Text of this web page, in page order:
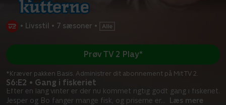
• Livsstil • 7 sæsoner •
S6:E2 • Gang i fiskeriet
Efter en lang vinter er der nu kommet rigtig godt gang i fiskeriet.
Jesper og Bo fanger mange fisk, og priserne er... Læs mere
Prøv TV 2 Play*
*Kræver pakken Basis. Administrer dit abonnement på Mit TV 2.